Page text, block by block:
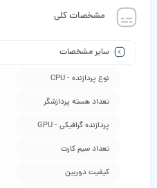
مشخصات کلی
سایر مشخصات
نوع پردازنده - CPU
تعداد هسته پردازشگر
پردازنده گرافیکی - GPU
تعداد سیم کارت
کیفیت دوربین